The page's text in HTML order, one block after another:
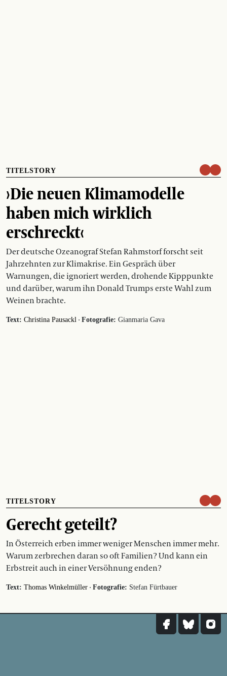
TITELSTORY
›Die neuen Klimamodelle
haben mich wirklich
erschreckt‹
Der deutsche Ozeanograf Stefan Rahmstorf forscht seit
Jahrzehnten zur Klimakrise. Ein Gespräch über
Warnungen, die ignoriert werden, drohende Kipppunkte
und darüber, warum ihn Donald Trumps erste Wahl zum
Weinen brachte.
Text: Christina Pausackl · Fotografie: Gianmaria Gava
TITELSTORY
Gerecht geteilt?
In Österreich erben immer weniger Menschen immer mehr.
Warum zerbrechen daran so oft Familien? Und kann ein
Erbstreit auch in einer Versöhnung enden?
Text: Thomas Winkelmüller · Fotografie: Stefan Fürtbauer